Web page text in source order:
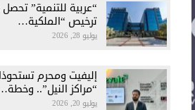
“عربية للتنمية”
ترخيص “الملكية…
يوليو 28, 2026
إليفيت ومحرم
“مراكز النيل”..
يوليو 20, 2026